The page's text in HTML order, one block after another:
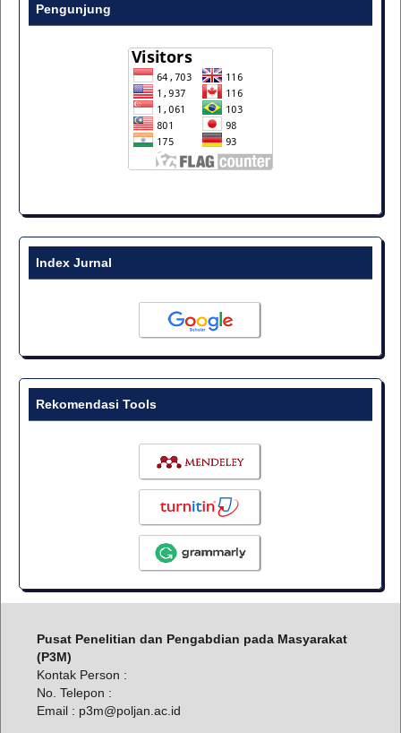
Pengunjung
Index Jurnal
Rekomendasi Tools
Pusat Penelitian dan Pengabdian pada Masyarakat
(P3M)
Kontak Person :
No. Telepon :
Email : p3m@poljan.ac.id